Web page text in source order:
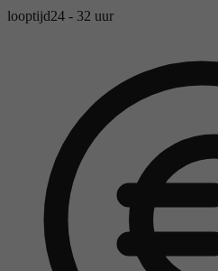
looptijd24 - 32 uur